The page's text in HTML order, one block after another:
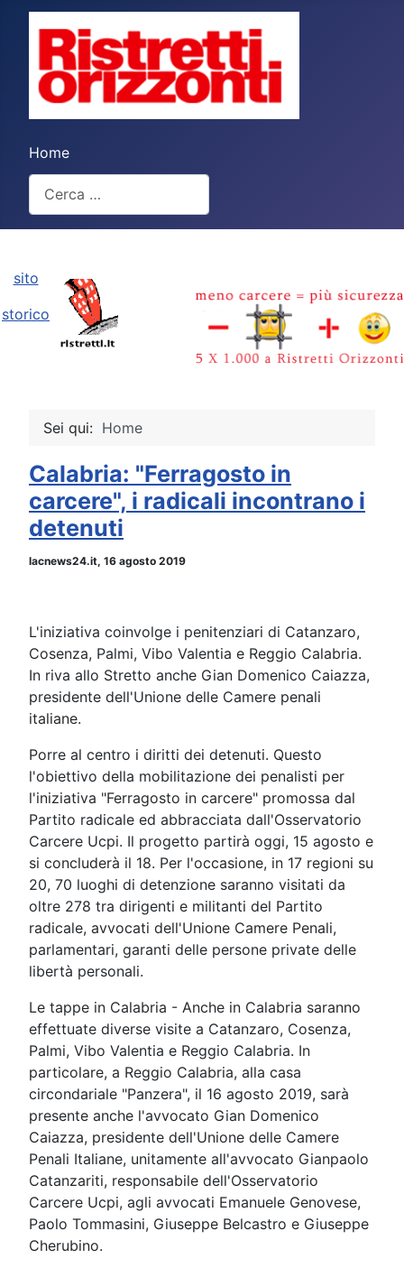
Home
Cerca
sito
storico
Sei qui: Home
Calabria: "Ferragosto in
carcere", i radicali incontrano i
detenuti
lacnews24.it, 16 agosto 2019
L'iniziativa coinvolge i penitenziari di Catanzaro,
Cosenza, Palmi, Vibo Valentia e Reggio Calabria.
In riva allo Stretto anche Gian Domenico Caiazza,
presidente dell'Unione delle Camere penali
italiane.
Porre al centro i diritti dei detenuti. Questo
l'obiettivo della mobilitazione dei penalisti per
l'iniziativa "Ferragosto in carcere" promossa dal
Partito radicale ed abbracciata dall'Osservatorio
Carcere Ucpi. Il progetto partirà oggi, 15 agosto e
si concluderà il 18. Per l'occasione, in 17 regioni su
20, 70 luoghi di detenzione saranno visitati da
oltre 278 tra dirigenti e militanti del Partito
radicale, avvocati dell'Unione Camere Penali,
parlamentari, garanti delle persone private delle
libertà personali.
Le tappe in Calabria - Anche in Calabria saranno
effettuate diverse visite a Catanzaro, Cosenza,
Palmi, Vibo Valentia e Reggio Calabria. In
particolare, a Reggio Calabria, alla casa
circondariale "Panzera", il 16 agosto 2019, sarà
presente anche l'avvocato Gian Domenico
Caiazza, presidente dell'Unione delle Camere
Penali Italiane, unitamente all'avvocato Gianpaolo
Catanzariti, responsabile dell'Osservatorio
Carcere Ucpi, agli avvocati Emanuele Genovese,
Paolo Tommasini, Giuseppe Belcastro e Giuseppe
Cherubino.